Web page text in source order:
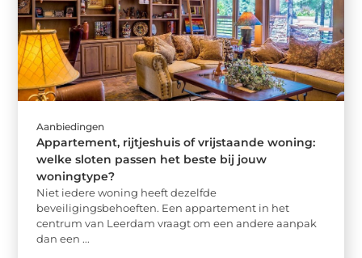
Aanbiedingen
Appartement, rijtjeshuis of vrijstaande woning:
welke sloten passen het beste bij jouw
woningtype?
Niet iedere woning heeft dezelfde
beveiligingsbehoeften. Een appartement in het
centrum van Leerdam vraagt om een andere aanpak
dan een ...